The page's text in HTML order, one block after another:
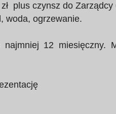
plus czynsz do Zarządcy
woda, ogrzewanie.
12 miesięczny.